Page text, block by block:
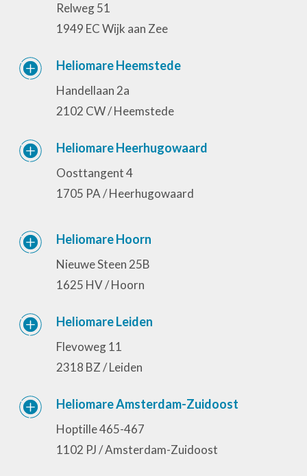
Relweg 51
1949 EC Wijk aan Zee
Heliomare Heemstede
Handellaan 2a
2102 CW / Heemstede
Heliomare Heerhugowaard
Oosttangent 4
1705 PA / Heerhugowaard
Heliomare Hoorn
Nieuwe Steen 25B
1625 HV / Hoorn
Heliomare Leiden
Flevoweg 11
2318 BZ / Leiden
Heliomare Amsterdam-Zuidoost
Hoptille 465-467
1102 PJ / Amsterdam-Zuidoost